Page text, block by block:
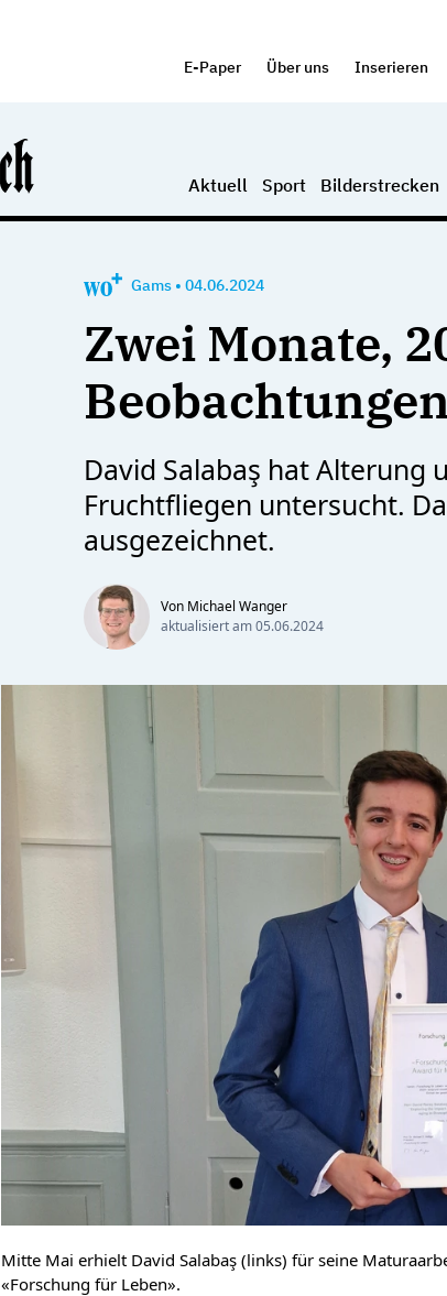
E-Paper Über uns Inserieren
Aktuell Sport Bilderstrecken
Gams • 04.06.2024
Zwei Monate,
David Salabaş hat Alterung
Fruchtfliegen untersucht.
ausgezeichnet.
Von Michael Wanger
aktualisiert am05.06.2024
Mitte Mai erhielt David Salabaş (links) für seine
«Forschung für Leben».